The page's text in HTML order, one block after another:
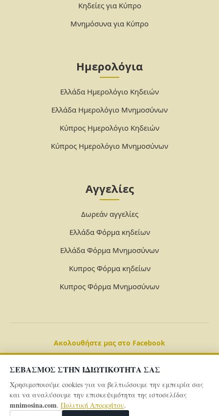
ΣΕΒΑΣΜΟΣ ΣΤΗΝ ΙΔΙΩΤΙΚΟΤΗΤΑ ΣΑΣ
Χρησιμοποιούμε cookies για να βελτιώσουμε την εμπειρία σας
και να αναλύσουμε την επισκεψιμότητα της ιστοσελίδας
mnimosina.com. Πολιτική Απορρήτου.
Κηδείες για Κύπρο
Μνημόσυνα για Κύπρο
Ημερολόγια
Ελλάδα Ημερολόγιο Κηδειών
Ελλάδα Ημερολόγιο Μνημοσύνων
Κύπρος Ημερολόγιο Κηδειών
Κύπρος Ημερολόγιο Μνημοσύνων
Αγγελίες
Δωρεάν αγγελίες
Ελλάδα Φόρμα κηδείων
Ελλάδα Φόρμα Μνημοσύνων
Κυπρος Φόρμα κηδείων
Κυπρος Φόρμα Μνημοσύνων
Ακολουθήστε μας στο Facebook